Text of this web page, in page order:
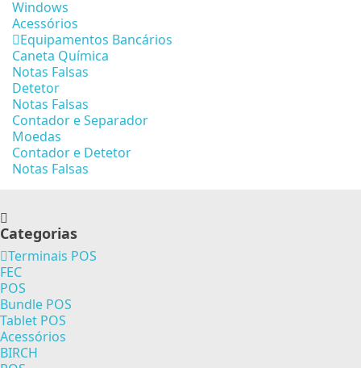
Windows
Acessórios
Equipamentos Bancários
Caneta Química
Notas Falsas
Detetor
Notas Falsas
Contador e Separador
Moedas
Contador e Detetor
Notas Falsas
Categorias
Terminais POS
FEC
POS
Bundle POS
Tablet POS
Acessórios
BIRCH